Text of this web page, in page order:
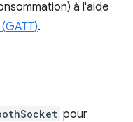
à l'aide
.
pour